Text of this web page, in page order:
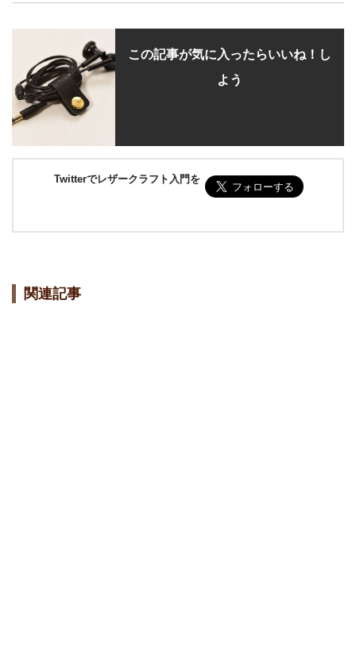
この記事が気に入ったらいいね！し
よう
Twitterでレザークラフト入門を
関連記事